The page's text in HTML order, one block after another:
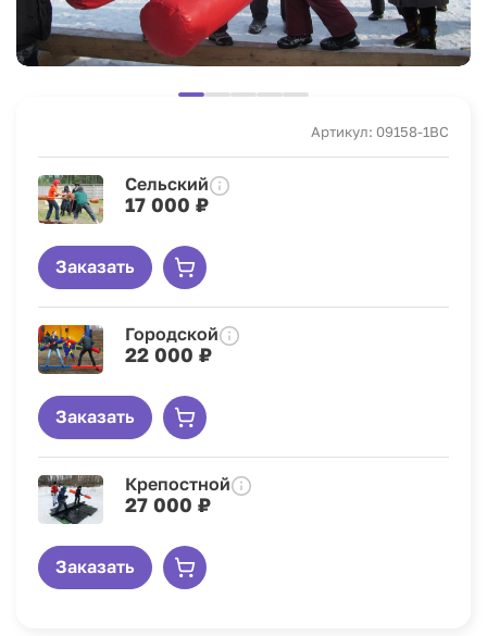
Артикул: 09158-1BC
Сельский
17 000 ₽
Заказать
Городской
22 000 ₽
Заказать
Крепостной
27 000 ₽
Заказать